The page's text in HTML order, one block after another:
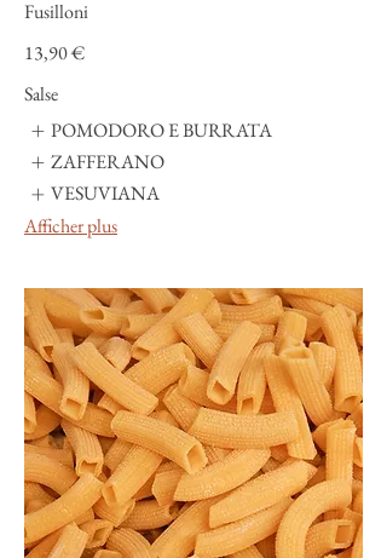
Fusilloni
13,90 €
Salse
POMODORO E BURRATA
ZAFFERANO
VESUVIANA
Afficher plus